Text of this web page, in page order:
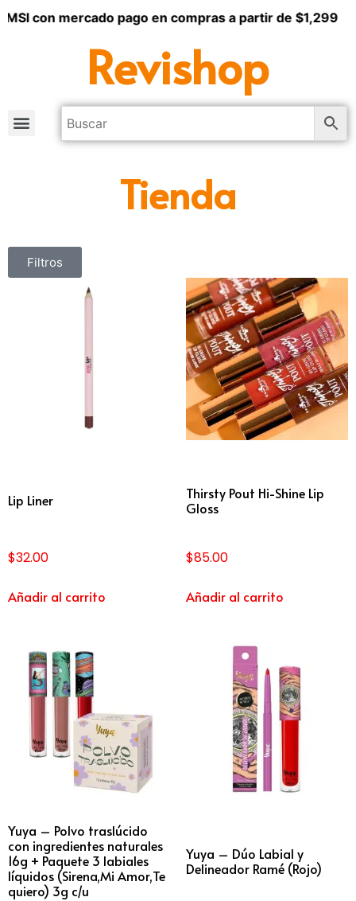
con mercado pago en compras a partir de $1,299
Revishop
Tienda
Filtros
Lip Liner
$32.00
Añadir al carrito
Thirsty Pout Hi-Shine Lip
Gloss
$85.00
Añadir al carrito
Yuya – Polvo traslúcido
con ingredientes naturales
16g + Paquete 3 labiales
líquidos (Sirena,Mi Amor,Te
quiero) 3g c/u
Yuya – Dúo Labial y
Delineador Ramé (Rojo)